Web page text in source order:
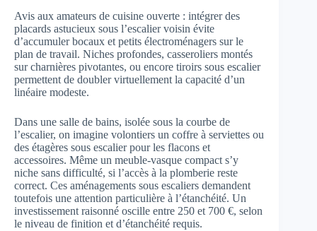
Avis aux amateurs de cuisine ouverte : intégrer des
placards astucieux sous l’escalier voisin évite
d’accumuler bocaux et petits électroménagers sur le
plan de travail. Niches profondes, casseroliers montés
sur charnières pivotantes, ou encore tiroirs sous escalier
permettent de doubler virtuellement la capacité d’un
linéaire modeste.
Dans une salle de bains, isolée sous la courbe de
l’escalier, on imagine volontiers un coffre à serviettes ou
des étagères sous escalier pour les flacons et
accessoires. Même un meuble-vasque compact s’y
niche sans difficulté, si l’accès à la plomberie reste
correct. Ces aménagements sous escaliers demandent
toutefois une attention particulière à l’étanchéité. Un
investissement raisonné oscille entre 250 et 700 €, selon
le niveau de finition et d’étanchéité requis.